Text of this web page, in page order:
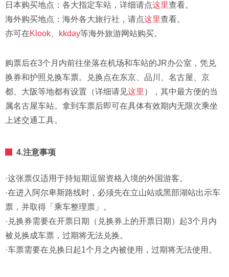
日本购买地点：各大指定车站，详细请点这里查看。
海外购买地点：海外各大旅行社，请点这里查看。
亦可在Klook、 kkday等海外旅游网站购买。
购票后在3个月内前往坐落在机场和车站的JR办公室，凭兑
换券和护照兑换车票。兑换点在东京、品川、名古屋、京
都、大阪等地都有设置（详细请见这里 ），其中最方便的当
属名古屋车站。拿到车票后即可在具体有效期内无限次乘坐
上述交通工具。
4.注意事项
·这张票仅适用于持短期逗留资格入境的外国游客。
·在进入阿尔卑斯路线时，必须先在立山站或黑部湖站出示车
票，并取得「乘车整理票」。
·兑换券需要在开票日期（兑换券上的开票日期）起3个月内
被兑换成车票，过期将无法兑换。
·车票需要在兑换日起1个月之内被使用，过期将无法使用。